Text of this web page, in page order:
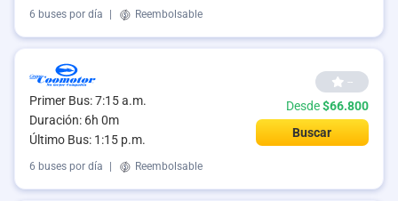
6 buses por día Reembolsable
Primer Bus: 7:15 a.m.
Duración: 6h 0m
Último Bus: 1:15 p.m.
--
Desde$66.800
Buscar
6 buses por día Reembolsable